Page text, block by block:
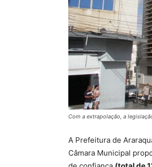
Com a extrapolação, a
A Prefeitura de
Câmara Municipal